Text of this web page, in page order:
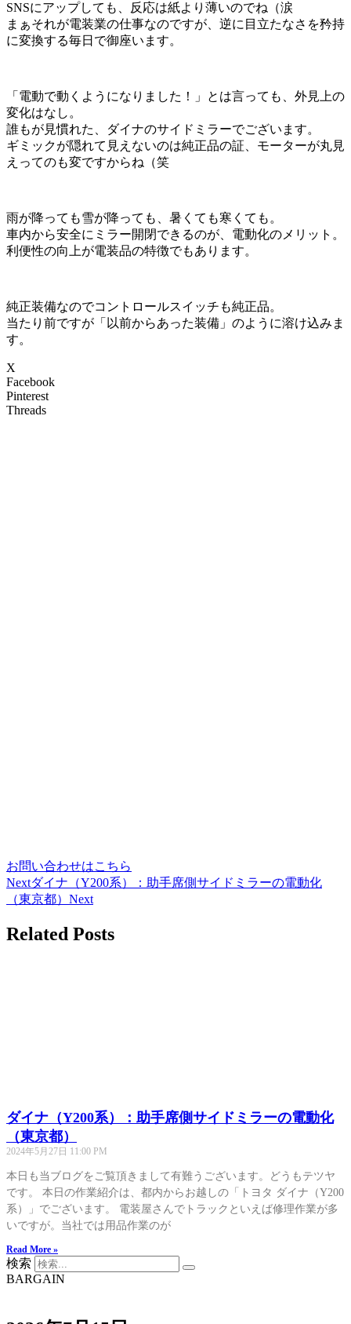
SNSにアップしても、反応は紙より薄いのでね（涙
まぁそれが電装業の仕事なのですが、逆に目立たなさを矜持
に変換する毎日で御座います。
「電動で動くようになりました！」とは言っても、外見上の
変化はなし。
誰もが見慣れた、ダイナのサイドミラーでございます。
ギミックが隠れて見えないのは純正品の証、モーターが丸見
えってのも変ですからね（笑
雨が降っても雪が降っても、暑くても寒くても。
車内から安全にミラー開閉できるのが、電動化のメリット。
利便性の向上が電装品の特徴でもあります。
純正装備なのでコントロールスイッチも純正品。
当たり前ですが「以前からあった装備」のように溶け込みま
す。
X
Facebook
Pinterest
Threads
お問い合わせはこちら
Nextダイナ（Y200系）：助手席側サイドミラーの電動化
（東京都） Next
Related Posts
ダイナ（Y200系）：助手席側サイドミラーの電動化
（東京都）
2024年5月27日 11:00 PM
本日も当ブログをご覧頂きまして有難うございます。どうもテツヤ
です。 本日の作業紹介は、都内からお越しの「トヨタ ダイナ（Y200
系）」でございます。 電装屋さんでトラックといえば修理作業が多
いですが。当社では用品作業のが
Read More »
検索
BARGAIN